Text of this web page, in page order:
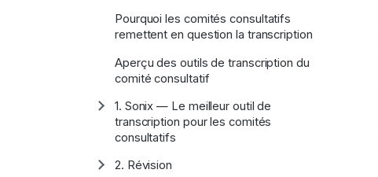
Pourquoi les comités consultatifs
remettent en question la transcription
Aperçu des outils de transcription du
comité consultatif
Afficher/masquer
sous-
section
1. Sonix — Le meilleur outil de
transcription pour les comités
consultatifs
Afficher/masquer
2. Révision